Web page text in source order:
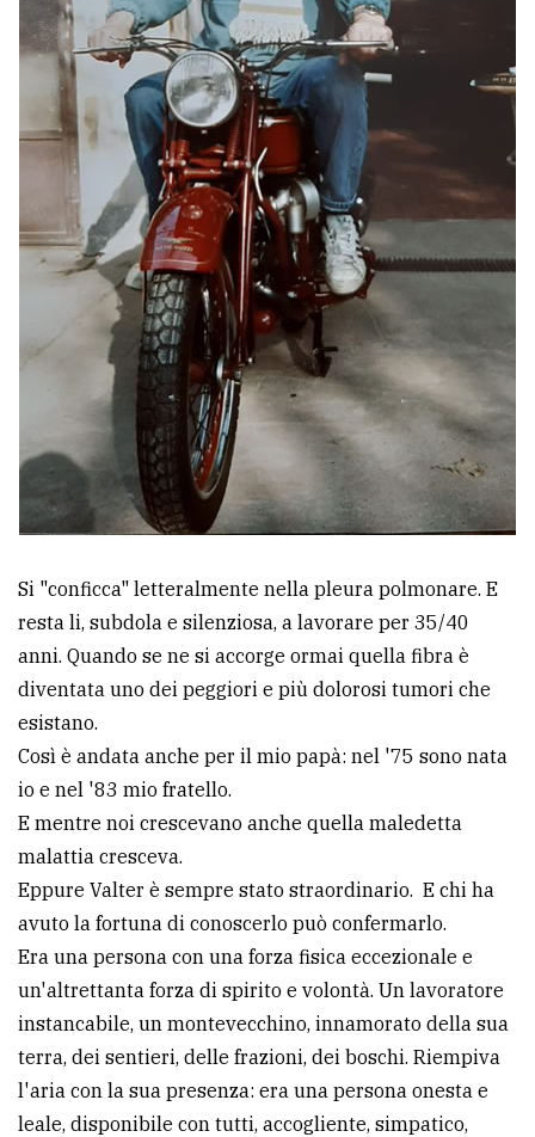
Si "conficca" letteralmente nella pleura polmonare. E
resta li, subdola e silenziosa, a lavorare per 35/40
anni. Quando se ne si accorge ormai quella fibra è
diventata uno dei peggiori e più dolorosi tumori che
esistano.
Così è andata anche per il mio papà: nel '75 sono nata
io e nel '83 mio fratello.
E mentre noi crescevano anche quella maledetta
malattia cresceva.
Eppure Valter è sempre stato straordinario. E chi ha
avuto la fortuna di conoscerlo può confermarlo.
Era una persona con una forza fisica eccezionale e
un'altrettanta forza di spirito e volontà. Un lavoratore
instancabile, un montevecchino, innamorato della sua
terra, dei sentieri, delle frazioni, dei boschi. Riempiva
l'aria con la sua presenza: era una persona onesta e
leale, disponibile con tutti, accogliente, simpatico,